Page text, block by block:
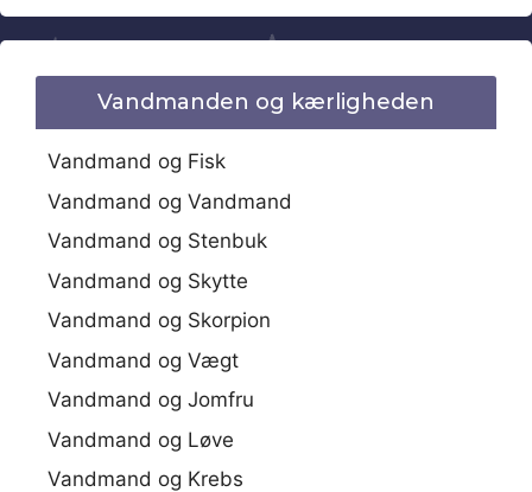
Vandmanden og kærligheden
Vandmand og Fisk
Vandmand og Vandmand
Vandmand og Stenbuk
Vandmand og Skytte
Vandmand og Skorpion
Vandmand og Vægt
Vandmand og Jomfru
Vandmand og Løve
Vandmand og Krebs